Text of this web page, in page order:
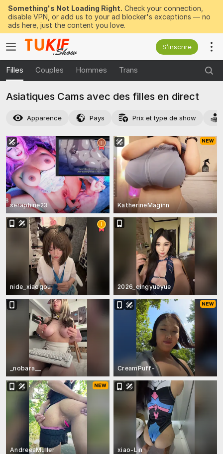
Something's Not Loading Right. Check your connection,
disable VPN, or add us to your ad blocker's exceptions — no
ads here, just the content you love.
S’inscrire
Filles Couples Hommes Trans
Asiatiques Cams avec des filles en direct
Apparence Pays Prix et type de show
seraphine23 KatherineMaginn
nide_xiaogou 2026_qingyueyue
_nobara__ CreamPuff-
AndreeaMuller xiao-Lin